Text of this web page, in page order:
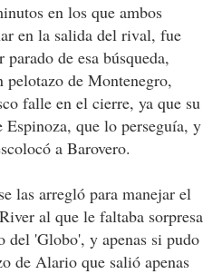
en los que ambos
en la salida del rival, fue
de esa búsqueda,
pelotazo de Montenegro,
falle en el cierre, ya que su
que lo perseguía, y
a Barovero.
las arregló para manejar el
al que le faltaba sorpresa
del 'Globo', y apenas si pudo
de Alario que salió apenas